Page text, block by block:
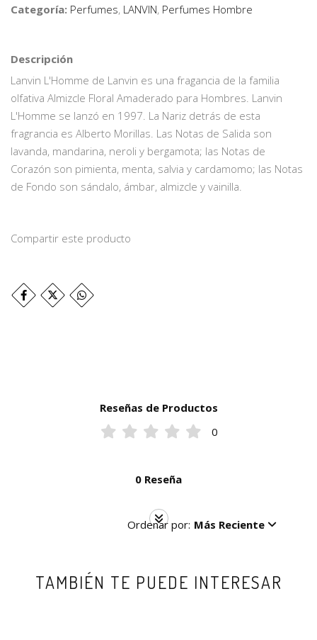
Categoría: Perfumes, LANVIN, Perfumes Hombre
Descripción
Lanvin L'Homme de Lanvin es una fragancia de la familia
olfativa Almizcle Floral Amaderado para Hombres. Lanvin
L'Homme se lanzó en 1997. La Nariz detrás de esta
fragrancia es Alberto Morillas. Las Notas de Salida son
lavanda, mandarina, neroli y bergamota; las Notas de
Corazón son pimienta, menta, salvia y cardamomo; las Notas
de Fondo son sándalo, ámbar, almizcle y vainilla.
Compartir este producto
Reseñas de Productos
0
0 Reseña
Ordenar por: Más Reciente
TAMBIÉN TE PUEDE INTERESAR